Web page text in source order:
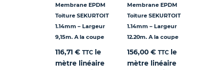
Membrane EPDM
Toiture SEKURTOIT
1.14mm – Largeur
9,15m. A la coupe
116,71 € TTCle
mètre linéaire
Membrane EPDM
Toiture SEKURTOIT
1.14mm – Largeur
12.20m. A la coupe
156,00 € TTCle
mètre linéaire